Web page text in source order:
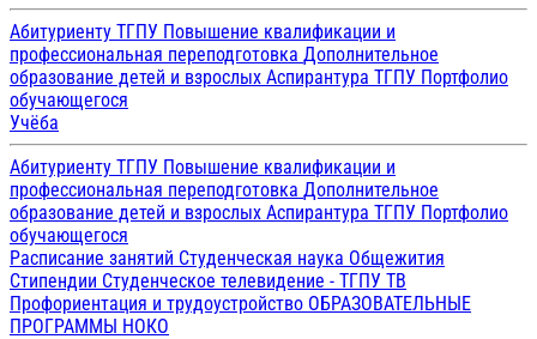
Абитуриенту ТГПУ Повышение квалификации и
профессиональная переподготовка Дополнительное
образование детей и взрослых Аспирантура ТГПУ Портфолио
обучающегося
Учёба
Абитуриенту ТГПУ Повышение квалификации и
профессиональная переподготовка Дополнительное
образование детей и взрослых Аспирантура ТГПУ Портфолио
обучающегося
Расписание занятий Студенческая наука Общежития
Стипендии Студенческое телевидение - ТГПУ ТВ
Профориентация и трудоустройство ОБРАЗОВАТЕЛЬНЫЕ
ПРОГРАММЫ НОКО